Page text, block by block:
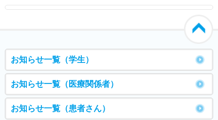
お知らせ一覧（学生）
お知らせ一覧（医療関係者）
お知らせ一覧（患者さん）